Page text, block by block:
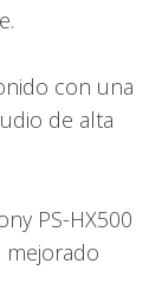
con una
de alta
PS-HX500
mejorado